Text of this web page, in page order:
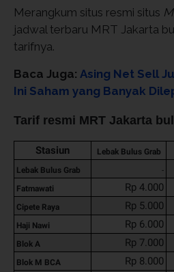
Merangkum situs resmi situs
jadwal terbaru MRT Jakarta
tarifnya.
Baca Juga: Asing Net Sell
Ini Saham yang Banyak
Tarif resmi MRT Jakarta
Stasiun Lebak Bulus Grab
Lebak Bulus Grab
-
Fatmawati Rp 4.000
Cipete Raya Rp 5.000
Haji Nawi Rp 6.000
Blok A Rp 7.000
Blok M BCA Rp 8.000